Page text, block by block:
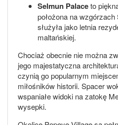
Selmun Palaceto
położona na
służyła jako letnia
maltańskiej.
Chociaż obecnie nie można
jego majestatyczna
czynią go popularnym
miłośników historii. Spacer
wspaniałe widoki na zatokę
wysepki.